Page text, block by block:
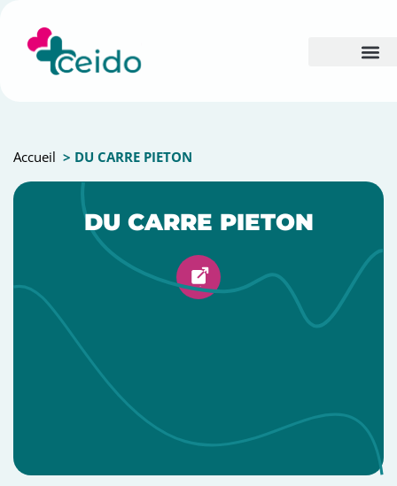
Accueil > DU CARRE PIETON
DU CARRE PIETON